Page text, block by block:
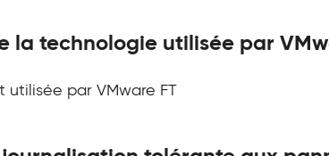
la technologie utilisée par
utilisée par VMware FT